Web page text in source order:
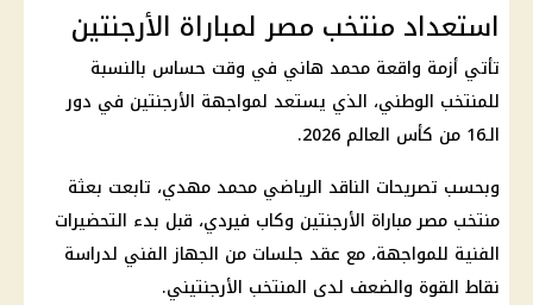
استعداد منتخب مصر لمباراة الأرجنتين
تأتي أزمة واقعة محمد هاني في وقت حساس بالنسبة
للمنتخب الوطني، الذي يستعد لمواجهة الأرجنتين في دور
الـ16 من
كأس العالم 2026
.
وبحسب تصريحات الناقد الرياضي محمد مهدي، تابعت بعثة
منتخب مصرمباراة الأرجنتين وكاب فيردي، قبل بدء التحضيرات
الفنية للمواجهة، مع عقد جلسات من الجهاز الفني لدراسة
نقاط القوة والضعف لدى المنتخب الأرجنتيني.